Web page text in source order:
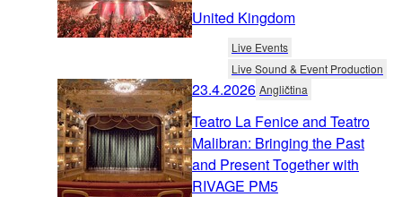
United Kingdom
Live Events
Live Sound & Event Production
23.4.2026 Angličtina
Teatro La Fenice and Teatro
Malibran: Bringing the Past
and Present Together with
RIVAGE PM5